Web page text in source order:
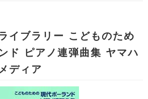
イブラリー こどものため
ド ピアノ連弾曲集 ヤマハ
ディア